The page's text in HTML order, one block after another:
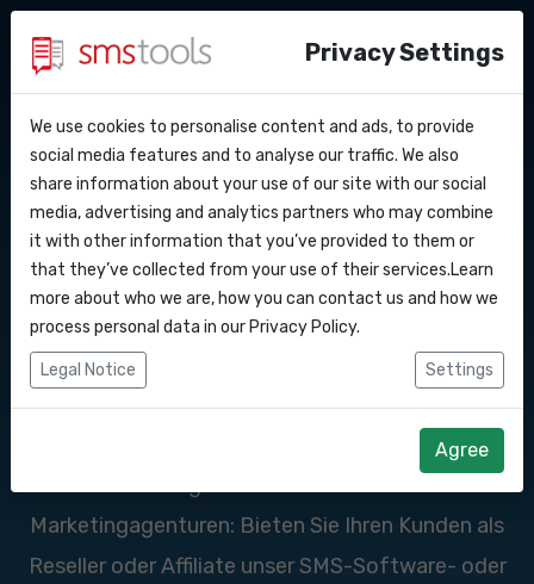
API Docs
Webhooks
Integrationen
Zapier
Warum smstools?
Blog
Service level agreement
Kontakt
Angebot anfordern
Verkaufen Sie SMS-
Serviceleistungen
über Smstools zu
Ihren eigenen
Preisen
Marketingagenturen: Bieten Sie Ihren Kunden als
Reseller oder Affiliate unser SMS-Software- oder
Privacy Settings
We use cookies to personalise content and ads, to provide
social media features and to analyse our traffic. We also
share information about your use of our site with our social
media, advertising and analytics partners who may combine
it with other information that you’ve provided to them or
that they’ve collected from your use of their services.Learn
more about who we are, how you can contact us and how we
process personal data in our Privacy Policy.
Legal Notice Settings
Agree